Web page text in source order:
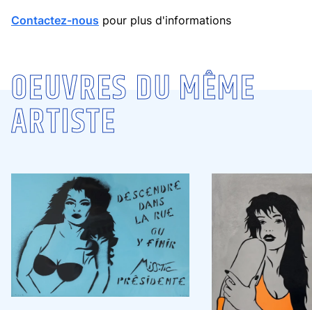
Contactez-nous pour plus d'informations
OEUVRES DU MÊME
ARTISTE